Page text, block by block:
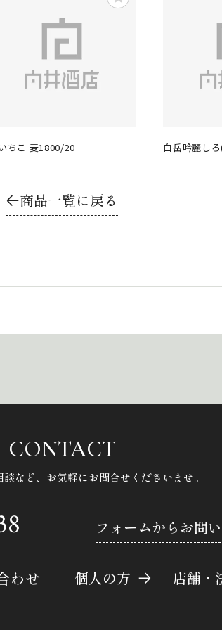
ちこ 麦1800/20 白岳吟麗し
商品一覧に戻る
CONTACT
など、 お気軽にお問合せくださいませ。
フォームからお問
わせ 個人の方 店舗・